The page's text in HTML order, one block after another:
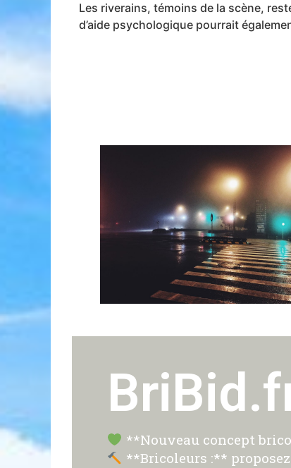
Les riverains, témoins de la scène,
d’aide psychologique pourrait
**Nouveau concept
**Bricoleurs :**